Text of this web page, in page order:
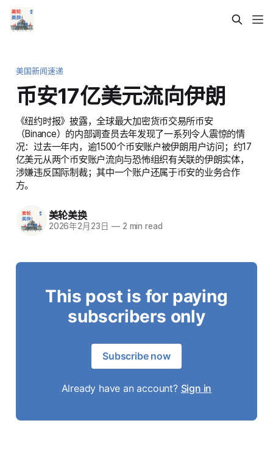
美国新闻速递
币安17亿美元流向伊朗
《纽约时报》披露，全球最大加密货币交易所币安
（Binance）的内部调查员去年发现了一系列令人震惊的情
况：过去一年内，逾1500个币安账户被伊朗用户访问；约17
亿美元从两个币安账户流向与恐怖组织有关联的伊朗实体，
涉嫌违反国际制裁；其中一个账户还属于币安的业务合作
方。
美轮美换
2026年2月23日 —2 min read
This post is for paying
subscribers only
Subscribe now
Already have an account? Sign in